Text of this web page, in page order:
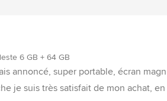
6 GB + 64 GB
annoncé, super portable, écran
je suis très satisfait de mon achat,